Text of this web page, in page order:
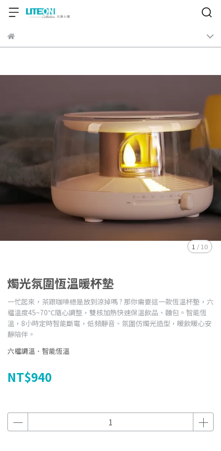
1 / 10
燭光氛圍恆溫暖杯墊
一忙起來，茶跟咖啡總是放到涼掉嗎 ? 那你需要這一款恆溫杯墊，六
檔溫度45~70℃隨心調整，雙核加熱快速保溫飲品、麵包。智能恆
溫，8小時定時智能斷電，低頻靜音、氛圍仿燭光造型，暖飲暖心安
靜陪伴。
六檔調溫．智能恆溫
NT$940